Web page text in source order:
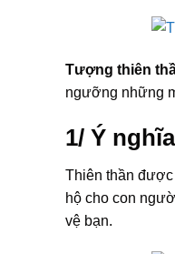
Tượng thiên
ngưỡng những
1/ Ý
Thiên thần
hộ cho con
vệ bạn.